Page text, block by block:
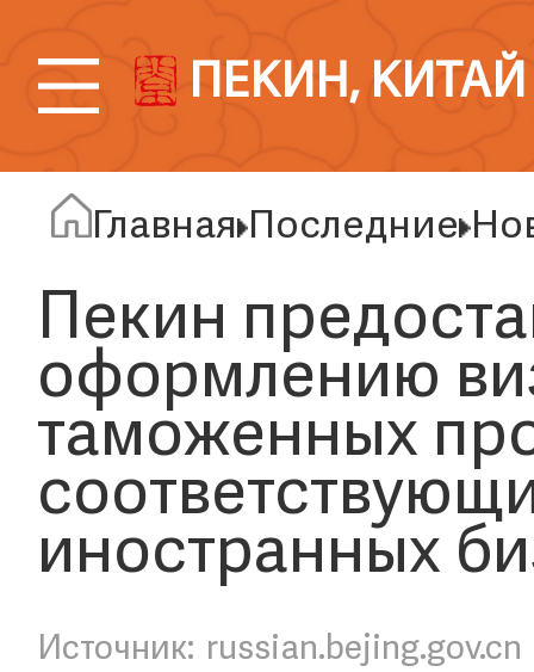
ПЕКИН, КИТАЙ
Главная Последние
Пекин
оформлению
таможенных
иностранных
russian.bejing.gov.cn